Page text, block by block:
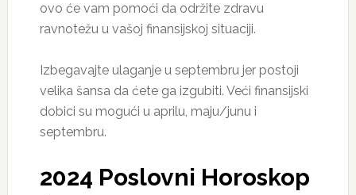
ovo će vam pomoći da održite zdravu
ravnotežu u vašoj finansijskoj situaciji.
Izbegavajte ulaganje u septembru jer postoji
velika šansa da ćete ga izgubiti. Veći finansijski
dobici su mogući u aprilu, maju/junu i
septembru.
2024 Poslovni Horoskop